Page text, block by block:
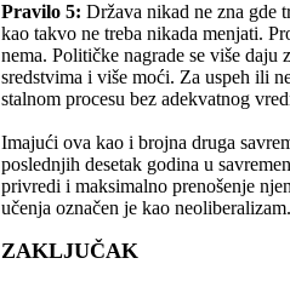
Pravilo 5: Država nikad ne zna gde
kao takvo ne treba nikada menjati.
nema. Političke nagrade se više daju
sredstvima i više moći. Za uspeh ili
stalnom procesu bez adekvatnog
Imajući ova kao i brojna druga
poslednjih desetak godina u
privredi i maksimalno prenošenje
učenja označen je kao neoliberalizam.
ZAKLJUČAK